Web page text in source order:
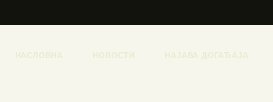
НАСЛОВНА НОВОСТИ НАЈАВА ДОГАЂАЈА